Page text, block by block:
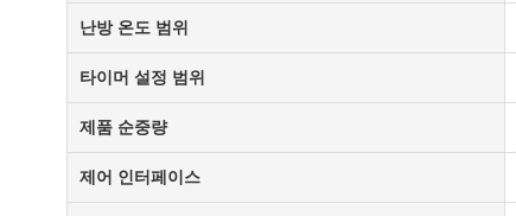
난방 온도 범위
타이머 설정 범위
제품 순중량
제어 인터페이스